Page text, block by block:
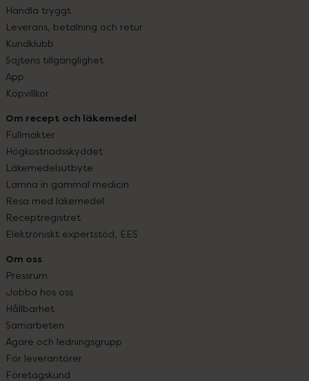
Handla tryggt
Leverans, betalning och retur
Kundklubb
Sajtens tillgänglighet
App
Köpvillkor
Om recept och läkemedel
Fullmakter
Högkostnadsskyddet
Läkemedelsutbyte
Lämna in gammal medicin
Resa med läkemedel
Receptregistret
Elektroniskt expertstöd, EES
Om oss
Pressrum
Jobba hos oss
Hållbarhet
Samarbeten
Ägare och ledningsgrupp
För leverantörer
Företagskund